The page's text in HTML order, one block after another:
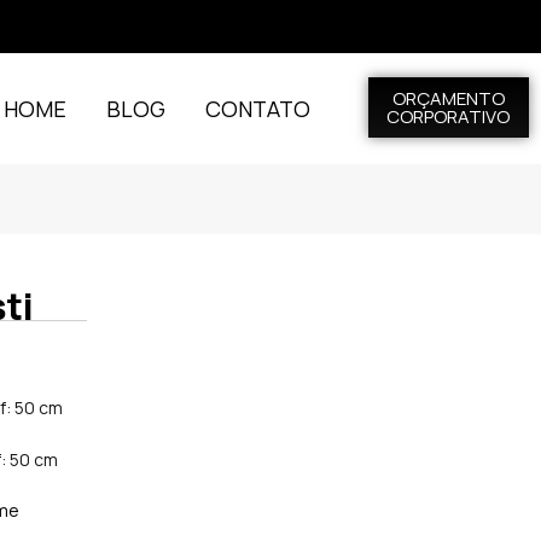
BLOG CONTATO ORÇAMENTO
CORPORATIVO
50 cm
50 cm